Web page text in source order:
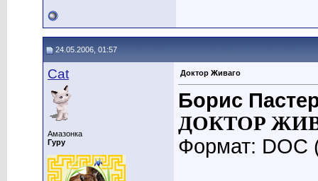
24.05.2006, 01:57
Cat
Амазонка
Гуру
Доктор Живаго
Борис
ДОКТОР
Формат: DOC